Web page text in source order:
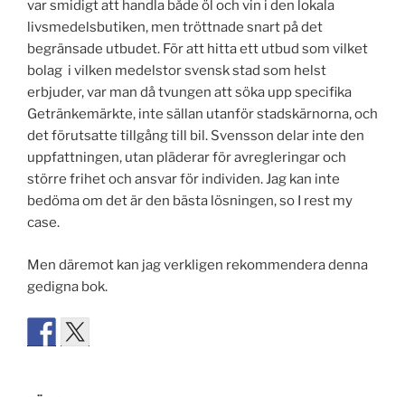
var smidigt att handla både öl och vin i den lokala
livsmedelsbutiken, men tröttnade snart på det
begränsade utbudet. För att hitta ett utbud som vilket
bolag i vilken medelstor svensk stad som helst
erbjuder, var man då tvungen att söka upp specifika
Getränkemärkte, inte sällan utanför stadskärnorna, och
det förutsatte tillgång till bil. Svensson delar inte den
uppfattningen, utan pläderar för avregleringar och
större frihet och ansvar för individen. Jag kan inte
bedöma om det är den bästa lösningen, so I rest my
case.
Men däremot kan jag verkligen rekommendera denna
gedigna bok.